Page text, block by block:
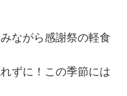
ながら感謝祭の軽食
ずに！この季節には